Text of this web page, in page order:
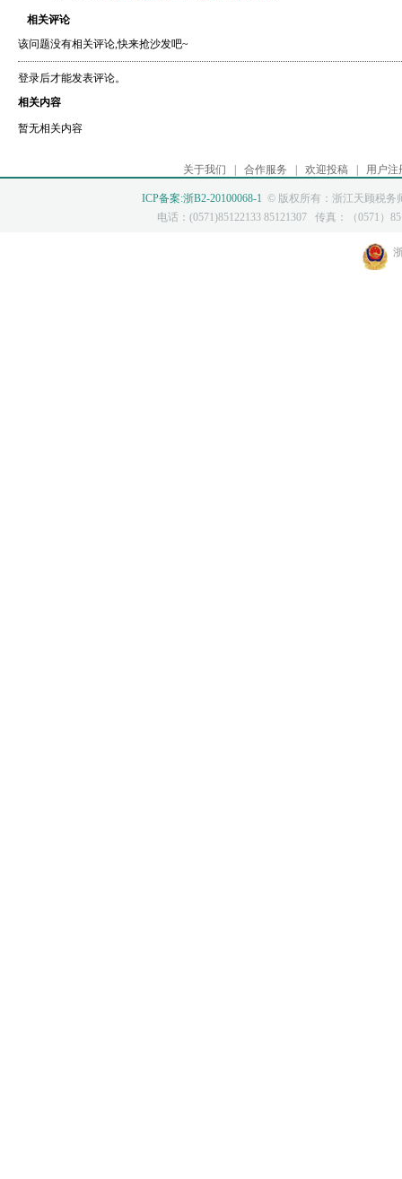
相关评论
该问题没有相关评论,快来抢沙发吧~
登录后才能发表评论。
相关内容
暂无相关内容
关于我们 合作服务 欢迎投稿 用户注
ICP备案:浙B2-20100068-1 © 版权所有：浙江天顾税务
电话：(0571)85122133 85121307 传真：（0571）